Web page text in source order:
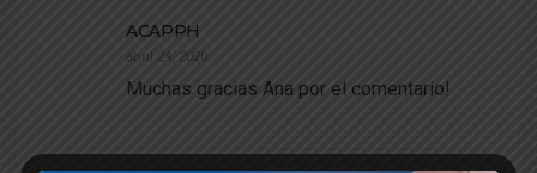
ACAPPH
abril 24, 2020
Muchas gracias Ana por el comentario!